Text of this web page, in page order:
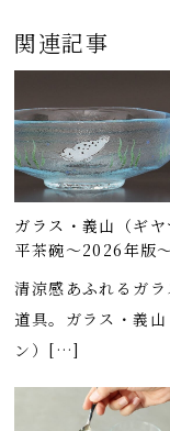
関連記事
ガラス・義山（ギヤ
平茶碗～2026年版
清涼感あふれるガラ
道具。ガラス・義山
ン）[…]